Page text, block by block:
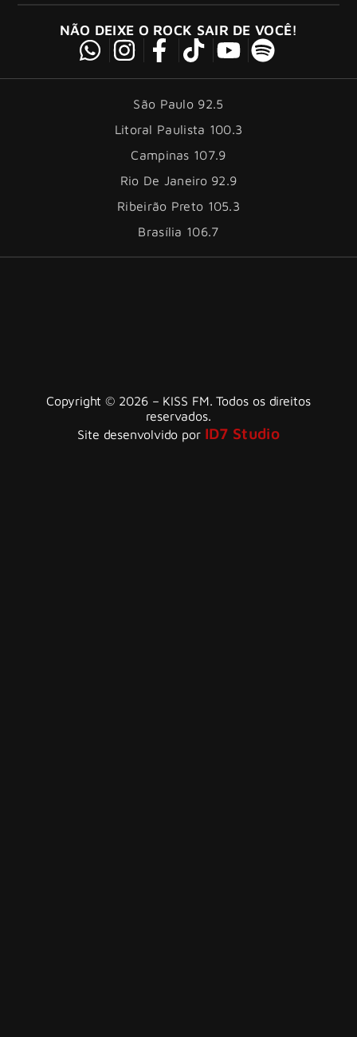
NÃO DEIXE O ROCK SAIR DE VOCÊ!
São Paulo 92.5
Litoral Paulista 100.3
Campinas 107.9
Rio De Janeiro 92.9
Ribeirão Preto 105.3
Brasília 106.7
Copyright © 2026 – KISS FM. Todos os direitos
reservados.
Site desenvolvido por ID7 Studio